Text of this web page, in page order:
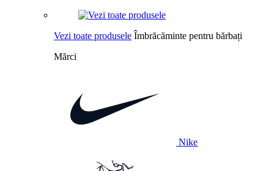
Vezi toate produsele Îmbrăcăminte pentru bărbați
Mărci
Nike